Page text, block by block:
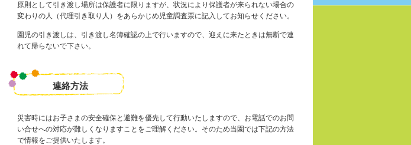
保護者の方へ
しろはとNEWS
保護者からのQ&A
各種書類のダウンロード
苦情相談窓口
地域子育て支援
原則として引き渡し場所は保護者に限りますが、状況により保護者が来られない場合の
変わりの人（代理引き取り人）をあらかじめ児童調査票に記入してお知らせください。
園児の引き渡しは、引き渡し名簿確認の上で行いますので、迎えに来たときは無断で連
れて帰らないで下さい。
連絡方法
災害時にはお子さまの安全確保と避難を優先して行動いたしますので、お電話でのお問
い合せへの対応が難しくなりますことをご理解ください。そのため当園では下記の方法
で情報をご提供いたします。